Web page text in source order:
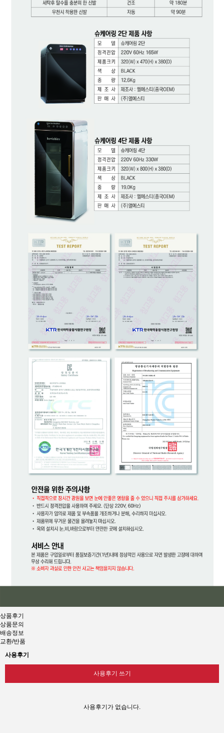
상품후기
상품문의
배송정보
교환/반품
사용후기
사용후기 쓰기
사용후기가 없습니다.